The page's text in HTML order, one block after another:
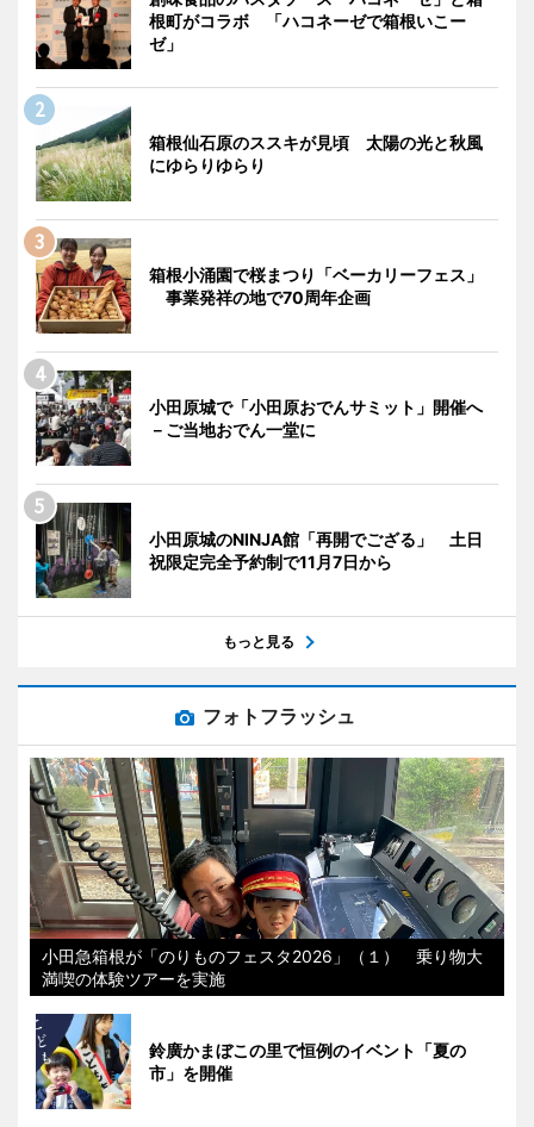
根町がコラボ 「ハコネーゼで箱根いこー
ゼ」
箱根仙石原のススキが見頃 太陽の光と秋風
にゆらりゆらり
箱根小涌園で桜まつり「ベーカリーフェス」
事業発祥の地で70周年企画
小田原城で「小田原おでんサミット」開催へ
－ご当地おでん一堂に
小田原城のNINJA館「再開でござる」 土日
祝限定完全予約制で11月7日から
もっと見る
フォトフラッシュ
小田急箱根が「のりものフェスタ2026」（１） 乗り物大
満喫の体験ツアーを実施
鈴廣かまぼこの里で恒例のイベント「夏の
市」を開催